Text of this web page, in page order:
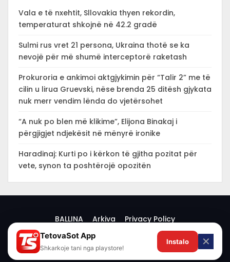
Vala e të nxehtit, Sllovakia thyen rekordin,
temperaturat shkojnë në 42.2 gradë
Sulmi rus vret 21 persona, Ukraina thotë se ka
nevojë për më shumë interceptorë raketash
Prokuroria e ankimoi aktgjykimin për “Talir 2” me të
cilin u lirua Gruevski, nëse brenda 25 ditësh gjykata
nuk merr vendim lënda do vjetërsohet
“A nuk po blen më klikime”, Elijona Binakaj i
përgjigjet ndjekësit në mënyrë ironike
Haradinaj: Kurti po i kërkon të gjitha pozitat për
vete, synon ta poshtërojë opozitën
BALLINA Arkiva Privacy Policy
© 2026 -
TetovaSot App
Shkarkoje tani nga playstore!
Instalo ✕